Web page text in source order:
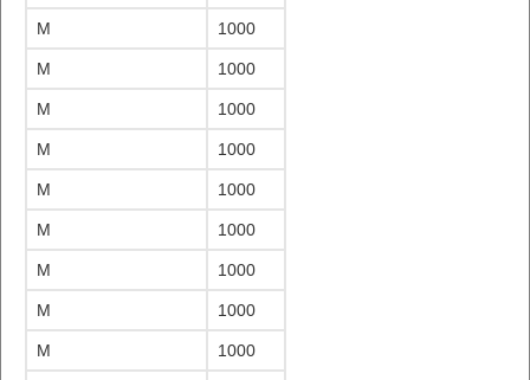
M 1000
M 1000
M 1000
M 1000
M 1000
M 1000
M 1000
M 1000
M 1000